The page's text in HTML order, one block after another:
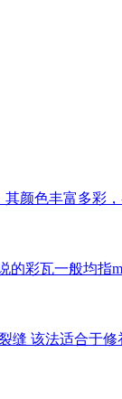
颜色丰富多彩
彩瓦一般均
该法适合于